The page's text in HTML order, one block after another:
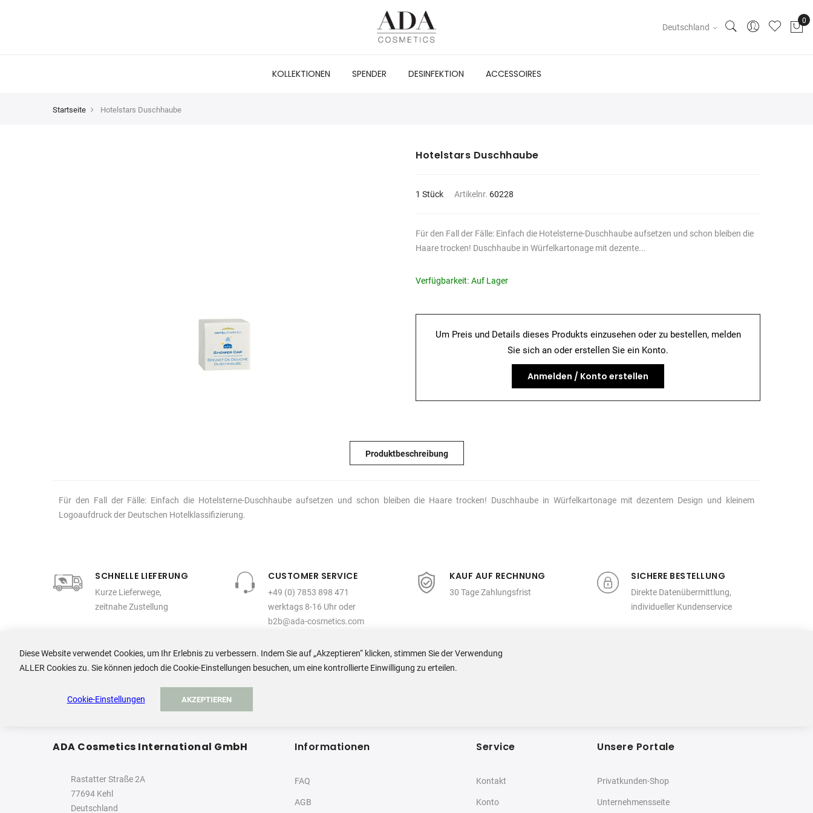
Deutschland
KOLLEKTIONEN SPENDER DESINFEKTION ACCESSOIRES
Startseite Hotelstars Duschhaube
Hotelstars Duschhaube
1 Stück Artikelnr. 60228
Für den Fall der Fälle: Einfach die Hotelsterne-Duschhaube aufsetzen und schon bleiben die
Haare trocken! Duschhaube in Würfelkartonage mit dezente...
Verfügbarkeit: Auf Lager
Um Preis und Details dieses Produkts einzusehen oder zu bestellen, melden
Sie sich an oder erstellen Sie ein Konto.
Anmelden / Konto erstellen
Produktbeschreibung
Für den Fall der Fälle: Einfach die Hotelsterne-Duschhaube aufsetzen und schon bleiben die Haare trocken! Duschhaube in Würfelkartonage mit dezentem Design und kleinem
Logoaufdruck der Deutschen Hotelklassifizierung.
SCHNELLE LIEFERUNG
Kurze Lieferwege,
zeitnahe Zustellung
CUSTOMER SERVICE
+49 (0) 7853 898 471
werktags 8-16 Uhr oder
b2b@ada-cosmetics.com
KAUF AUF RECHNUNG
30 Tage Zahlungsfrist
SICHERE BESTELLUNG
Direkte Datenübermittlung,
individueller Kundenservice
ADA Cosmetics International GmbH
Rastatter Straße 2A
77694 Kehl
Deutschland
Informationen
FAQ
AGB
Service
Kontakt
Konto
Unsere Portale
Privatkunden-Shop
Unternehmensseite
Diese Website verwendet Cookies, um Ihr Erlebnis zu verbessern. Indem Sie auf „Akzeptieren“ klicken, stimmen Sie der Verwendung
ALLER Cookies zu. Sie können jedoch die Cookie-Einstellungen besuchen, um eine kontrollierte Einwilligung zu erteilen.
Cookie-Einstellungen AKZEPTIEREN